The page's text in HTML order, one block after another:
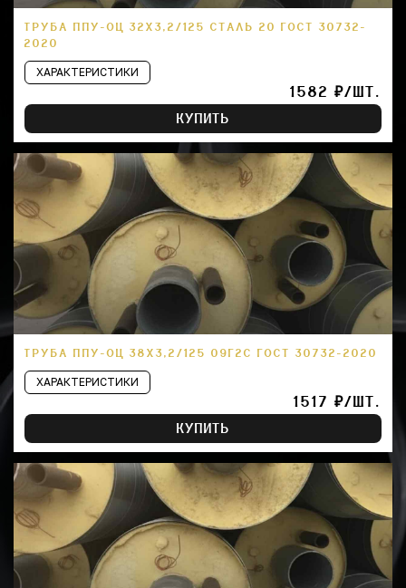
ТРУБА ППУ-ОЦ 32Х3,2/125 СТАЛЬ 20 ГОСТ 30732-
2020
ХАРАКТЕРИСТИКИ
1582 ₽/ШТ.
КУПИТЬ
ТРУБА ППУ-ОЦ 38Х3,2/125 09Г2С ГОСТ 30732-2020
ХАРАКТЕРИСТИКИ
1517 ₽/ШТ.
КУПИТЬ